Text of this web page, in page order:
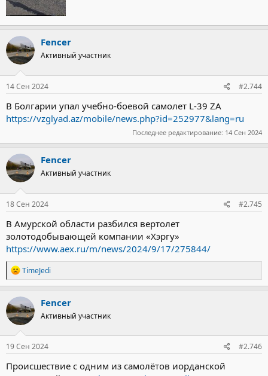
Fencer
Активный участник
14 Сен 2024 #2.744
В Болгарии упал учебно-боевой самолет L-39 ZA
https://vzglyad.az/mobile/news.php?id=252977&lang=ru
Последнее редактирование: 14 Сен 2024
Fencer
Активный участник
18 Сен 2024 #2.745
В Амурской области разбился вертолет
золотодобывающей компании «Хэргу»
https://www.aex.ru/m/news/2024/9/17/275844/
Р
е
а
к
ц
и
и
:
TimeJedi
Fencer
Активный участник
19 Сен 2024 #2.746
Происшествие с одним из самолётов иорданской